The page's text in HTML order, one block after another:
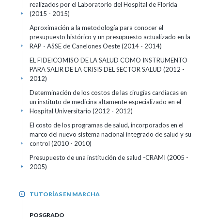
realizados por el Laboratorio del Hospital de Florida
(2015 - 2015)
+
Aproximación a la metodología para conocer el
presupuesto histórico y un presupuesto actualizado en la
RAP - ASSE de Canelones Oeste(2014 - 2014)
+
EL FIDEICOMISO DE LA SALUD COMO INSTRUMENTO
PARA SALIR DE LA CRISIS DEL SECTOR SALUD (2012 -
2012)
+
Determinación de los costos de las cirugías cardíacas en
un instituto de medicina altamente especializado en el
Hospital Universitario (2012 - 2012)
+
El costo de los programas de salud, incorporados en el
marco del nuevo sistema nacional integrado de salud y su
control (2010 - 2010)
+
Presupuesto de una institución de salud -CRAMI (2005 -
2005)
+
TUTORÍAS EN MARCHA
+
POSGRADO